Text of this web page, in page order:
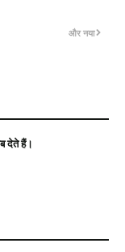
और नया
देते हैं।